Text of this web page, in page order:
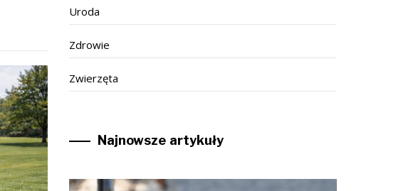
Uroda
Zdrowie
Zwierzęta
Najnowsze artykuły